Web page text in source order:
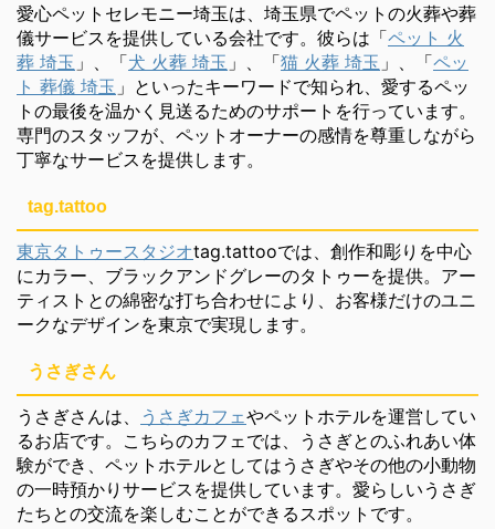
愛心ペットセレモニー埼玉は、埼玉県でペットの火葬や葬
儀サービスを提供している会社です。彼らは「ペット 火
葬 埼玉 」、「犬 火葬 埼玉 」、「猫 火葬 埼玉 」、「ペッ
ト 葬儀 埼玉 」といったキーワードで知られ、愛するペッ
トの最後を温かく見送るためのサポートを行っています。
専門のスタッフが、ペットオーナーの感情を尊重しながら
丁寧なサービスを提供します。
tag.tattoo
東京タトゥースタジオtag.tattooでは、創作和彫りを中心
にカラー、ブラックアンドグレーのタトゥーを提供。アー
ティストとの綿密な打ち合わせにより、お客様だけのユニ
ークなデザインを東京で実現します。
うさぎさん
うさぎさんは、 うさぎカフェやペットホテルを運営してい
るお店です。こちらのカフェでは、うさぎとのふれあい体
験ができ、ペットホテルとしてはうさぎやその他の小動物
の一時預かりサービスを提供しています。愛らしいうさぎ
たちとの交流を楽しむことができるスポットです。